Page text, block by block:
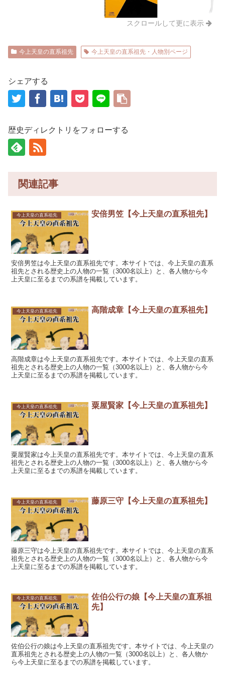
スクロールして更に表示
今上天皇の直系祖先 今上天皇の直系祖先・人物別ページ
シェアする
歴史ディレクトリをフォローする
関連記事
今上天皇の直系祖先 安倍男笠【今上天皇の直系祖先】
安倍男笠は今上天皇の直系祖先です。本サイトでは、今上天皇の直系
祖先とされる歴史上の人物の一覧（3000名以上）と、各人物から今
上天皇に至るまでの系譜を掲載しています。
今上天皇の直系祖先 高階成章【今上天皇の直系祖先】
高階成章は今上天皇の直系祖先です。本サイトでは、今上天皇の直系
祖先とされる歴史上の人物の一覧（3000名以上）と、各人物から今
上天皇に至るまでの系譜を掲載しています。
今上天皇の直系祖先 粟屋賢家【今上天皇の直系祖先】
粟屋賢家は今上天皇の直系祖先です。本サイトでは、今上天皇の直系
祖先とされる歴史上の人物の一覧（3000名以上）と、各人物から今
上天皇に至るまでの系譜を掲載しています。
今上天皇の直系祖先 藤原三守【今上天皇の直系祖先】
藤原三守は今上天皇の直系祖先です。本サイトでは、今上天皇の直系
祖先とされる歴史上の人物の一覧（3000名以上）と、各人物から今
上天皇に至るまでの系譜を掲載しています。
今上天皇の直系祖先
佐伯公行の娘【今上天皇の直系祖
先】
佐伯公行の娘は今上天皇の直系祖先です。本サイトでは、今上天皇の
直系祖先とされる歴史上の人物の一覧（3000名以上）と、各人物か
ら今上天皇に至るまでの系譜を掲載しています。